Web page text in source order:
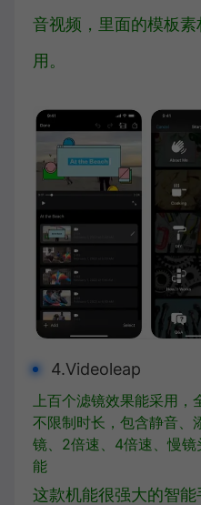
音视频，里面的模板
用。
4.Videoleap
上百个滤镜效果能采用，
不限制时长，包含静音、
镜、2倍速、4倍速、慢
能
这款机能很强大的智